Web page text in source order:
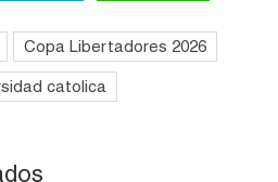
Copa Libertadores 2026
catolica